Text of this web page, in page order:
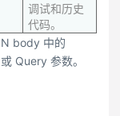
调试和历史
代码。
body 中的
Query 参数。